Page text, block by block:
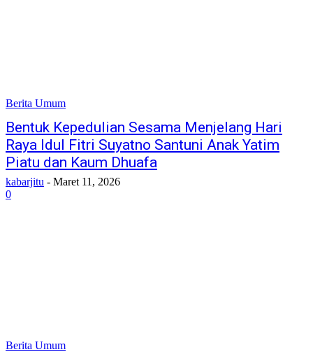
Berita Umum
Bentuk Kepedulian Sesama Menjelang Hari
Raya Idul Fitri Suyatno Santuni Anak Yatim
Piatu dan Kaum Dhuafa
kabarjitu - Maret 11, 2026
0
Berita Umum